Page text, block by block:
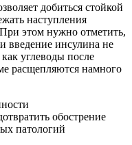
добиться стойкой
наступления
этом нужно отметить,
введение инсулина не
как углеводы после
расщепляются намного
обострение
патологий